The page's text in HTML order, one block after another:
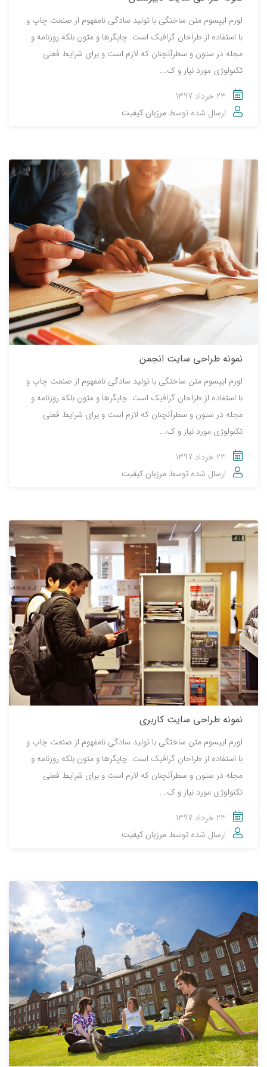
لورم ایپسوم متن ساختگی با تولید سادگی نامفهوم از صنعت چاپ و
با استفاده از طراحان گرافیک است. چاپگرها و متون بلکه روزنامه و
مجله در ستون و سطرآنچنان که لازم است و برای شرایط فعلی
تکنولوژی مورد نیاز و ک...
ارسال شده توسط مرزبان کیفیت
نمونه طراحی سایت انجمن
لورم ایپسوم متن ساختگی با تولید سادگی نامفهوم از صنعت چاپ و
با استفاده از طراحان گرافیک است. چاپگرها و متون بلکه روزنامه و
مجله در ستون و سطرآنچنان که لازم است و برای شرایط فعلی
تکنولوژی مورد نیاز و ک...
ارسال شده توسط مرزبان کیفیت
نمونه طراحی سایت کاربری
لورم ایپسوم متن ساختگی با تولید سادگی نامفهوم از صنعت چاپ و
با استفاده از طراحان گرافیک است. چاپگرها و متون بلکه روزنامه و
مجله در ستون و سطرآنچنان که لازم است و برای شرایط فعلی
تکنولوژی مورد نیاز و ک...
ارسال شده توسط مرزبان کیفیت